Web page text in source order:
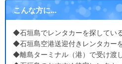
こんな方に...
◆石垣島でレンタカーを探してい
◆石垣島空港送迎付きレンタカー
◆離島ターミナル（港）で受け渡